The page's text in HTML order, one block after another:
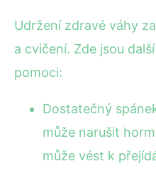
Udržení zdravé váhy
a cvičení. Zde jsou
pomoci:
Dostatečný
může narušit
může vést k